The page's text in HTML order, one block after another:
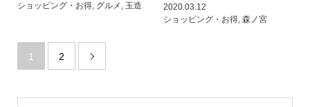
ショッピング・お得, グルメ , 玉造
2020.03.12
ショッピング・お得,森ノ宮
1 2 